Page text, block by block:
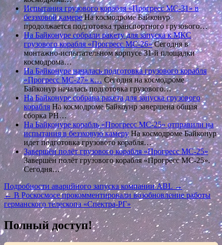
Испытания грузового корабля «Прогресс МС-31» в
безэховой камереНа космодроме Байконур
продолжается подготовка транспортного грузового…
На Байконуре собрали ракету для запуска к МКС
грузового корабля «Прогресс МС-26»Сегодня в
монтажно-испытательном корпусе 31-й площадки
космодрома…
На Байконуре началась подготовка грузового корабля
«Прогресс МС-27» к…Сегодня на космодроме
Байконур началась подготовка грузового…
На Байконуре собрана ракета для запуска грузового
корабляНа космодроме Байкоунр завершена общая
сборка РН…
На Байконуре корабль «Прогресс МС-25» отправили на
испытания в безэховую камеруНа космодроме Байконур
идет подготовка грузового корабля…
Завершён полёт грузового корабля «Прогресс МС-25»
Завершён полёт грузового корабля «Прогресс МС-25».
Сегодня…
Навигация
по
записям
Подробности аварийного запуска компании ABL →
← В Роскосмосе прокомментировали возобновление работы
германского телескопа «Спектра-РГ»
Полный доступ!